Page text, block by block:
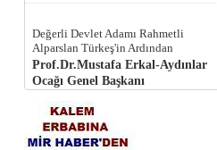
Değerli Devlet Adamı Rahmetli
Alparslan Türkeş'in Ardından
Prof.Dr.Mustafa Erkal-Aydınlar
Ocağı Genel Başkanı